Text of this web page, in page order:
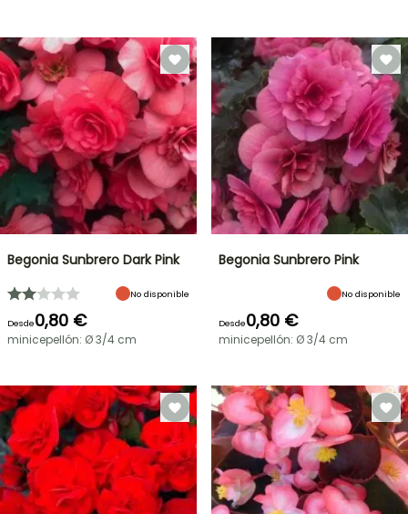
Begonia Sunbrero Dark Pink
No disponible
Desde0,80 €
minicepellón: Ø 3/4 cm
Begonia Sunbrero Pink
No disponible
Desde0,80 €
minicepellón: Ø 3/4 cm